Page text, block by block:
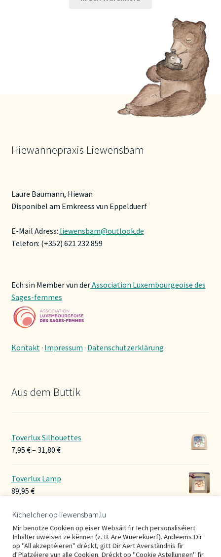
Hiewannepraxis Liewensbam
Laure Baumann, Hiewan
Disponibel am Emkreess vun Eppelduerf
E-Mail Adress: liewensbam@outlook.de
Telefon: (+352) 621 232 859
Ech sin Member vun derAssociation Luxembourgeoise des
Sages-femmes
Kontakt · Impressum · Datenschutzerklärung
Aus dem Buttik
Toverlux Silhouettes
7,95 €– 31,80 €Preisspanne:
Toverlux Lamp
89,95 €
Hoerbänner Wollwalk
29,00€
Kichelcher op liewensbam.lu
Mir benotze Cookien op eiser Websäit fir Iech personaliséiert
Inhalter uweisen ze kënnen (z. B. Äre Wuerekuerf). Andeems Dir
op "All akzeptéieren" dréckt, gitt Dir Äert Averständnis fir
d'Platzéiere vun alle Cookien. Dréckt op "Cookie Astellungen" fir